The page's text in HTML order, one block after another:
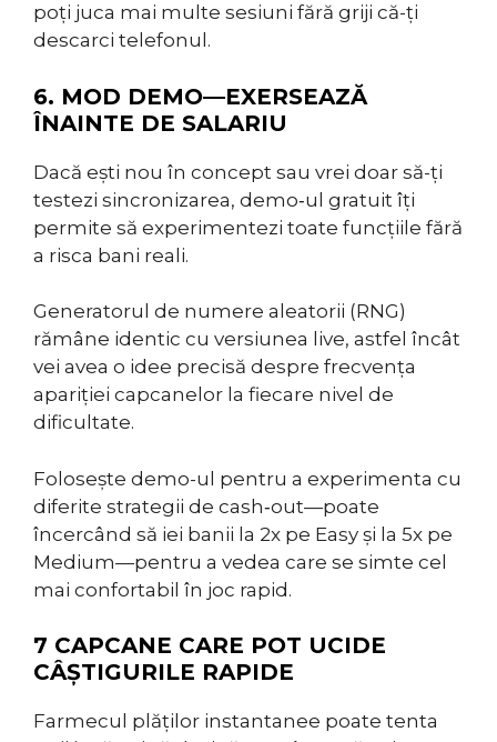
poți juca mai multe sesiuni fără griji că-ți
descarci telefonul.
6. MOD DEMO—EXERSEAZĂ
ÎNAINTE DE SALARIU
Dacă ești nou în concept sau vrei doar să-ți
testezi sincronizarea, demo‑ul gratuit îți
permite să experimentezi toate funcțiile fără
a risca bani reali.
Generatorul de numere aleatorii (RNG)
rămâne identic cu versiunea live, astfel încât
vei avea o idee precisă despre frecvența
apariției capcanelor la fiecare nivel de
dificultate.
Folosește demo-ul pentru a experimenta cu
diferite strategii de cash‑out—poate
încercând să iei banii la 2x pe Easy și la 5x pe
Medium—pentru a vedea care se simte cel
mai confortabil în joc rapid.
7 CAPCANE CARE POT UCIDE
CÂȘTIGURILE RAPIDE
Farmecul plăților instantanee poate tenta